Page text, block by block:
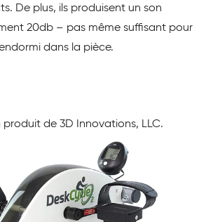
De plus, ils produisent un son
20db – pas même suffisant pour
dans la pièce.
produit de 3D Innovations, LLC.